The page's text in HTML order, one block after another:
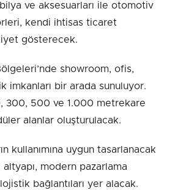
ve aksesuarları ile otomotiv
kendi ihtisas ticaret
gösterecek.
showroom, ofis,
imkanları bir arada sunuluyor.
300, 500 ve 1.000 metrekare
alanlar oluşturulacak.
kullanımına uygun tasarlanacak
modern pazarlama
bağlantıları yer alacak.